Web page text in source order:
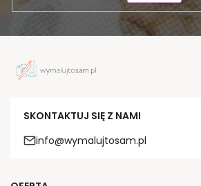
SKONTAKTUJ SIĘ Z NAMI
info@wymalujtosam.pl